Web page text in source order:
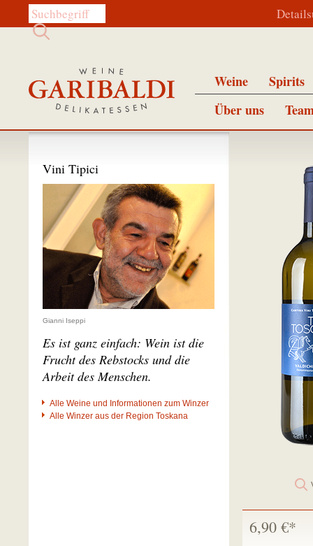
Diese Website durchsuchen:
Weine
Spirits
Über uns
6,90 €*
Vini Tipici
Gianni Iseppi
Es ist ganz einfach: Wein ist die
Frucht des Rebstocks und die
Arbeit des Menschen.
Alle Weine und Informationen zum Winzer
Alle Winzer aus der Region Toskana